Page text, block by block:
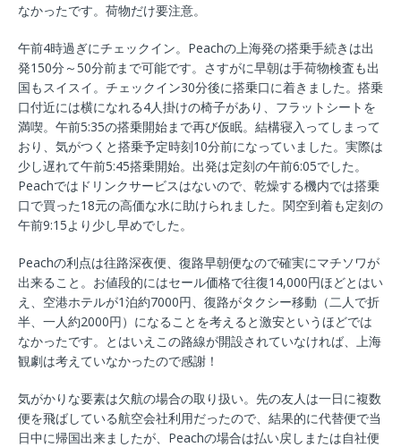
なかったです。荷物だけ要注意。
午前4時過ぎにチェックイン。Peachの上海発の搭乗手続きは出
発150分～50分前まで可能です。さすがに早朝は手荷物検査も出
国もスイスイ。チェックイン30分後に搭乗口に着きました。搭乗
口付近には横になれる4人掛けの椅子があり、フラットシートを
満喫。午前5:35の搭乗開始まで再び仮眠。結構寝入ってしまって
おり、気がつくと搭乗予定時刻10分前になっていました。実際は
少し遅れて午前5:45搭乗開始。出発は定刻の午前6:05でした。
Peachではドリンクサービスはないので、乾燥する機内では搭乗
口で買った18元の高価な水に助けられました。関空到着も定刻の
午前9:15より少し早めでした。
Peachの利点は往路深夜便、復路早朝便なので確実にマチソワが
出来ること。お値段的にはセール価格で往復14,000円ほどとはい
え、空港ホテルが1泊約7000円、復路がタクシー移動（二人で折
半、一人約2000円）になることを考えると激安というほどでは
なかったです。とはいえこの路線が開設されていなければ、上海
観劇は考えていなかったので感謝！
気がかりな要素は欠航の場合の取り扱い。先の友人は一日に複数
便を飛ばしている航空会社利用だったので、結果的に代替便で当
日中に帰国出来ましたが、Peachの場合は払い戻しまたは自社便